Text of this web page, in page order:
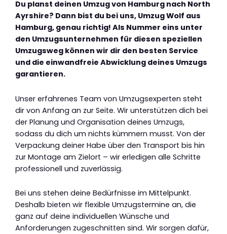
Du planst deinen Umzug von Hamburg nach North
Ayrshire? Dann bist du bei uns, Umzug Wolf aus
Hamburg, genau richtig! Als Nummer eins unter
den Umzugsunternehmen für diesen speziellen
Umzugsweg können wir dir den besten Service
und die einwandfreie Abwicklung deines Umzugs
garantieren.
Unser erfahrenes Team von Umzugsexperten steht
dir von Anfang an zur Seite. Wir unterstützen dich bei
der Planung und Organisation deines Umzugs,
sodass du dich um nichts kümmern musst. Von der
Verpackung deiner Habe über den Transport bis hin
zur Montage am Zielort – wir erledigen alle Schritte
professionell und zuverlässig.
Bei uns stehen deine Bedürfnisse im Mittelpunkt.
Deshalb bieten wir flexible Umzugstermine an, die
ganz auf deine individuellen Wünsche und
Anforderungen zugeschnitten sind. Wir sorgen dafür,